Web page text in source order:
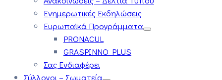
Ενημερωτικές Εκδηλώσεις
Ευρωπαϊκά Προγράμματα
PRONACUL
GRASPINNO PLUS
Σας Ενδιαφέρει
Σύλλογοι – Σωματεία